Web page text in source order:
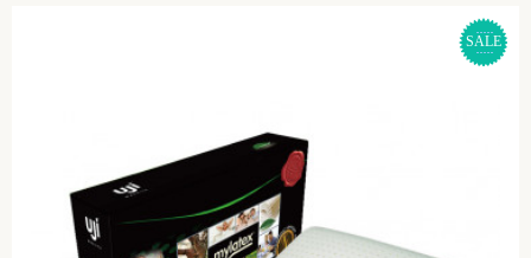
SALE